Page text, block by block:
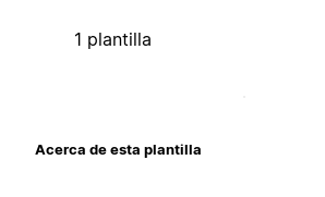
1 plantilla
Acerca de esta plantilla